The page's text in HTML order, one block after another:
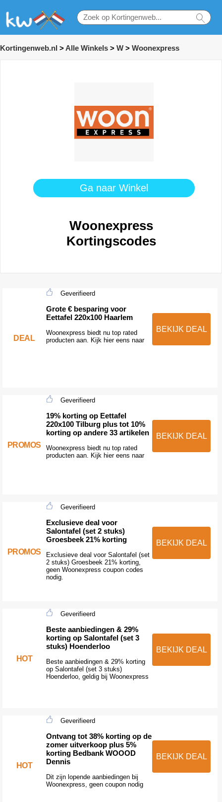
Kortingenweb.nl > Alle Winkels > W > Woonexpress
Ga naar Winkel
Woonexpress
Kortingscodes
DEAL
Geverifieerd
Grote € besparing voor
Eettafel 220x100 Haarlem
Woonexpress biedt nu top rated
producten aan. Kijk hier eens naar
BEKIJK DEAL
PROMOS
Geverifieerd
19% korting op Eettafel
220x100 Tilburg plus tot 10%
korting op andere 33 artikelen
Woonexpress biedt nu top rated
producten aan. Kijk hier eens naar
BEKIJK DEAL
PROMOS
Geverifieerd
Exclusieve deal voor
Salontafel (set 2 stuks)
Groesbeek 21% korting
Exclusieve deal voor Salontafel (set
2 stuks) Groesbeek 21% korting,
geen Woonexpress coupon codes
nodig.
BEKIJK DEAL
HOT
Geverifieerd
Beste aanbiedingen & 29%
korting op Salontafel (set 3
stuks) Hoenderloo
Beste aanbiedingen & 29% korting
op Salontafel (set 3 stuks)
Hoenderloo, geldig bij Woonexpress
BEKIJK DEAL
HOT
Geverifieerd
Ontvang tot 38% korting op de
zomer uitverkoop plus 5%
korting Bedbank WOOOD
Dennis
Dit zijn lopende aanbiedingen bij
Woonexpress, geen coupon nodig
BEKIJK DEAL